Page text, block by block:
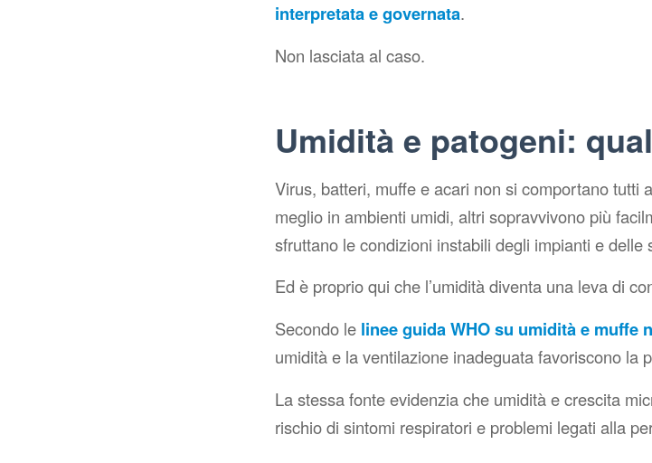
interpretata e governata.
Non lasciata al caso.
Umidità e patogeni:
Virus, batteri, muffe e acari non si comportano tutti
meglio in ambienti umidi, altri sopravvivono più
sfruttano le condizioni instabili degli impianti e delle
Ed è proprio qui che l’umidità diventa una leva di
Secondo le linee guida WHO su umidità e muffe
umidità e la ventilazione inadeguata favoriscono la
La stessa fonte evidenzia che umidità e crescita
rischio di sintomi respiratori e problemi legati alla